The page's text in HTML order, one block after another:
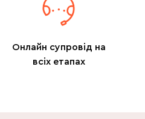
Онлайн супровід на
всіх етапах